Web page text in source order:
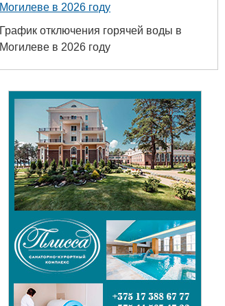
Могилеве в 2026 году
График отключения горячей воды в
Могилеве в 2026 году